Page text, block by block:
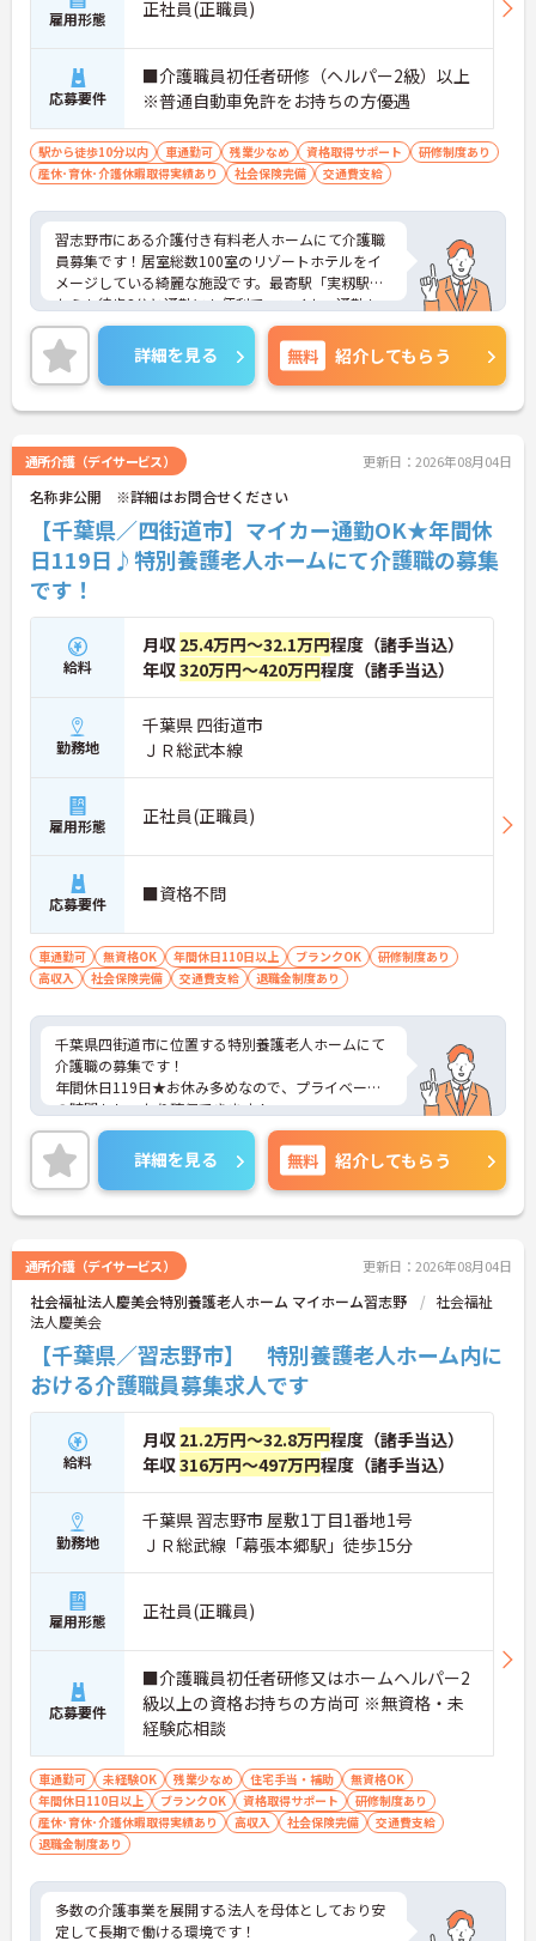
雇用形態 正社員(正職員)
応募要件
■介護職員初任者研修（ヘルパー2級）以上
※普通自動車免許をお持ちの方優遇
駅から徒歩10分以内 車通勤可 残業少なめ 資格取得サポート
研修制度あり
産休･育休･介護休暇取得実績あり
社会保険完備 交通費支給
習志野市にある介護付き有料老人ホームにて介護職
員募集です！居室総数100室のリゾートホテルをイ
メージしている綺麗な施設です。最寄駅「実籾駅」
からも徒歩3分と通勤にも便利で、マイカー通勤も
可能です。その他福利厚生等も充実しております。
ご興味ある方には、面接対策ポイントなど、さらに
詳細をお話いたしますのでお気軽にご相談下さい。
詳細を見る 無料 紹介してもらう
通所介護（デイサービス） 更新日：2026年08月04日
名称非公開 ※詳細はお問合せください
【千葉県／四街道市】マイカー通勤OK★年間休
日119日♪特別養護老人ホームにて介護職の募集
です！
給料
月収 25.4万円～32.1万円程度（諸手当込）
年収320万円～420万円程度（諸手当込）
勤務地
千葉県 四街道市
ＪＲ総武本線
雇用形態 正社員(正職員)
応募要件 ■資格不問
車通勤可 無資格OK 年間休日110日以上 ブランクOK
研修制度あり
高収入
社会保険完備 交通費支給 退職金制度あり
千葉県四街道市に位置する特別養護老人ホームにて
介護職の募集です！
年間休日119日★お休み多めなので、プライベート
の時間もしっかり確保できます！
マイカー通勤OKなので、通勤も楽々です♪
ご興味のある方はお気軽にお問い合わせ下さい。
詳細を見る 無料 紹介してもらう
通所介護（デイサービス） 更新日：2026年08月04日
社会福祉法人慶美会特別養護老人ホーム マイホーム習志野
社会福祉
法人慶美会
【千葉県／習志野市】 特別養護老人ホーム内に
おける介護職員募集求人です
給料
月収 21.2万円～32.8万円程度（諸手当込）
年収316万円～497万円程度（諸手当込）
勤務地
千葉県 習志野市 屋敷1丁目1番地1号
ＪＲ総武線「幕張本郷駅」徒歩15分
雇用形態 正社員(正職員)
応募要件
■介護職員初任者研修又はホームヘルパー2
級以上の資格お持ちの方尚可 ※無資格・未
経験応相談
車通勤可 未経験OK 残業少なめ 住宅手当・補助
無資格OK
年間休日110日以上
ブランクOK 資格取得サポート
研修制度あり
産休･育休･介護休暇取得実績あり
高収入 社会保険完備
交通費支給
退職金制度あり
多数の介護事業を展開する法人を母体としており安
定して長期で働ける環境です！